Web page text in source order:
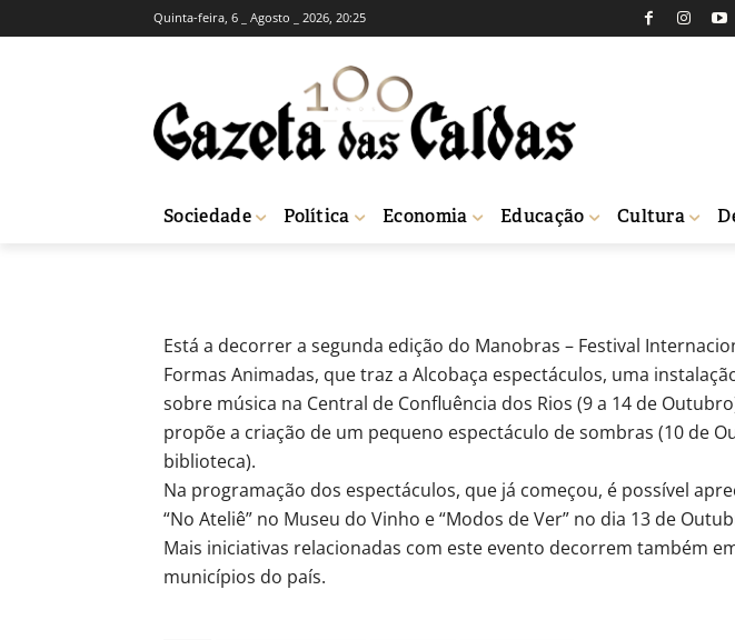
Quinta-feira, 6 _ Agosto _ 2026, 20:25
Sociedade Política Economia Educação Cultura
CULTURA
Marionetas e Formas
Isaque Vicente - 28 de Setembro, 2018
Está a decorrer a segunda edição do Manobras – Festival
Formas Animadas, que traz a Alcobaça espectáculos, uma
sobre música na Central de Confluência dos Rios (9 a 14 de
propõe a criação de um pequeno espectáculo de sombras (10 de
biblioteca).
Na programação dos espectáculos, que já começou, é possível
“No Ateliê” no Museu do Vinho e “Modos de Ver” no dia 13 de
Mais iniciativas relacionadas com este evento decorrem também
municípios do país.